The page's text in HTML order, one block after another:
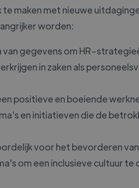
maken met nieuwe
worden:
van gegevens om HR-
in zaken als
positieve en boeiende
en initiatieven die de
voor het bevorderen
om een inclusieve cultuur te